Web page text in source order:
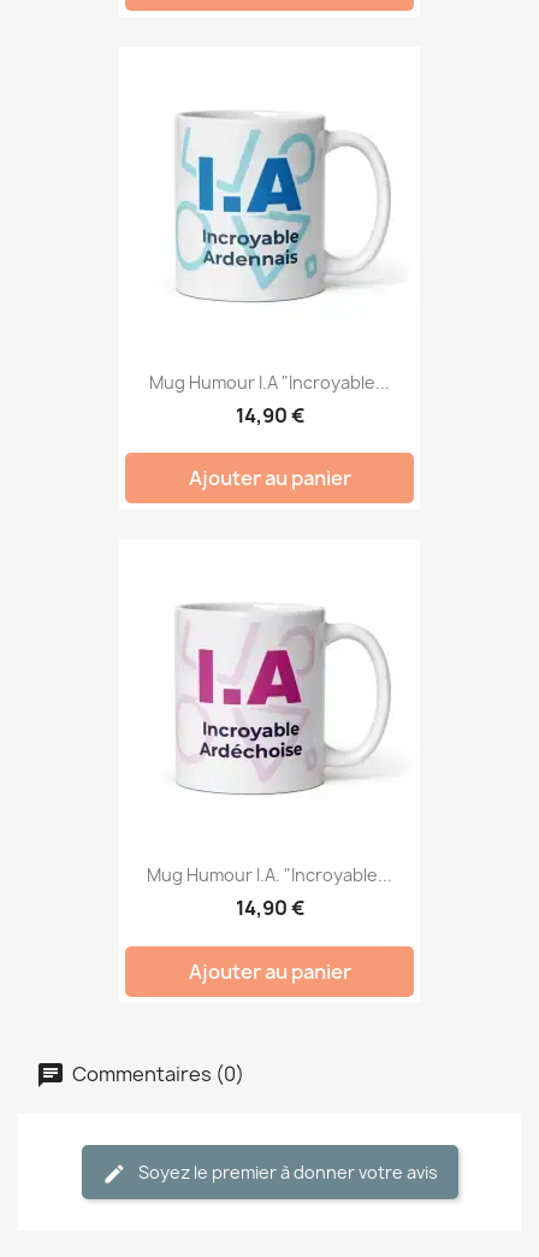
Mug Humour I.A "Incroyable...
14,90 €
Ajouter au panier
Mug Humour I.A. "Incroyable...
14,90 €
Ajouter au panier
Commentaires (0)
Soyez le premier à donner votre avis